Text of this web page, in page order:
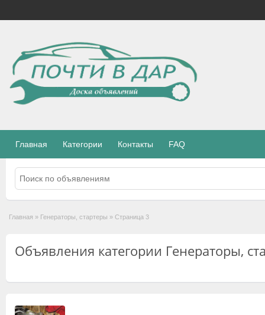
Главная Категории Контакты FAQ
Главная » Генераторы, стартеры » Страница 3
Объявления категории Генераторы,